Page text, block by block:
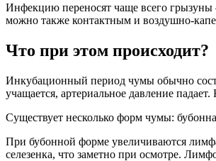
Инфекцию переносят чаще всего
можно также контактным и воздушно-
Что при этом происходит?
Инкубационный период чумы обычно
учащается, артериальное давление
Существует несколько форм чумы:
При бубонной форме увеличиваются
селезенка, что заметно при осмотре.